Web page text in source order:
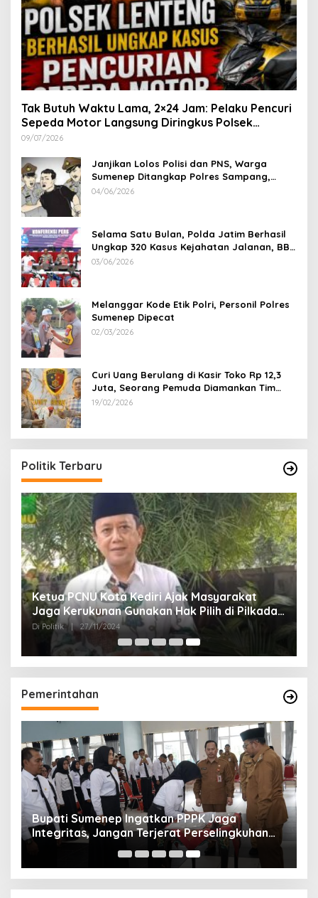
Tak Butuh Waktu Lama, 2×24 Jam: Pelaku Pencuri
Sepeda Motor Langsung Diringkus Polsek
Lenteng di Wilayah Manding
09/07/2026
Janjikan Lolos Polisi dan PNS, Warga
Sumenep Ditangkap Polres Sampang,
Korban Rugi Rp 600 juta
04/06/2026
Selama Satu Bulan, Polda Jatim Berhasil
Ungkap 320 Kasus Kejahatan Jalanan, BB
100 Sepeda Motor dan 12 Mobil Diamankan
03/06/2026
Melanggar Kode Etik Polri, Personil Polres
Sumenep Dipecat
02/03/2026
Curi Uang Berulang di Kasir Toko Rp 12,3
Juta, Seorang Pemuda Diamankan Tim
Reskrim Polsek Lenteng Sumenep
19/02/2026
Politik Terbaru
Ketua PCNU Kota Kediri Ajak Masyarakat
Jaga Kerukunan Gunakan Hak Pilih di Pilkada
2024
Di Politik | 27/11/2024
Pemerintahan
Bupati Sumenep Ingatkan PPPK Jaga
Integritas, Jangan Terjerat Perselingkuhan
dan Judi Online